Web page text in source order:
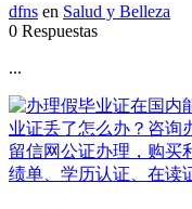
dfns en Salud y Belleza
0 Respuestas
...